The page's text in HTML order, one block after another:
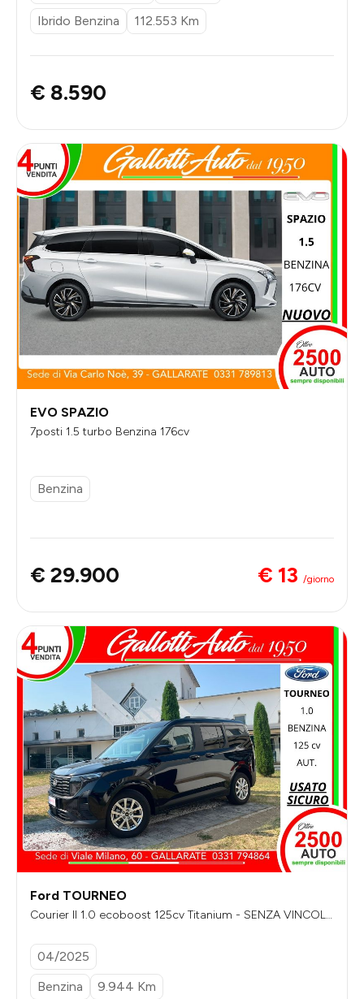
Ibrido Benzina
112.553 Km
€ 8.590
EVO SPAZIO
7posti 1.5 turbo Benzina 176cv
Benzina
€ 29.900 € 13 /giorno
Ford TOURNEO
Courier II 1.0 ecoboost 125cv Titanium - SENZA VINCOLI
04/2025
Benzina
9.944 Km